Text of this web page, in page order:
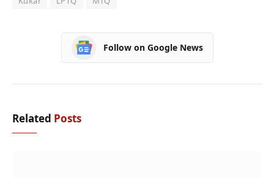
Follow on Google News
Related Posts